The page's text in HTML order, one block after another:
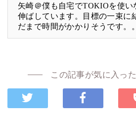
矢崎＠僕も自宅でTOKIOを使い
伸ばしています。目標の一束に
だまで時間がかかりそうです。。
この記事が気に入っ